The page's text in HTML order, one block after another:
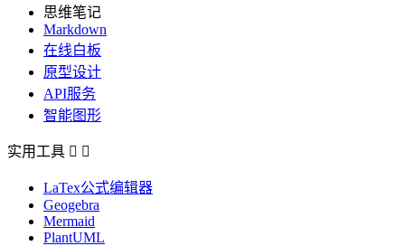
思维笔记
Markdown
在线白板
原型设计
API服务
智能图形
实用工具  
LaTex公式编辑器
Geogebra
Mermaid
PlantUML